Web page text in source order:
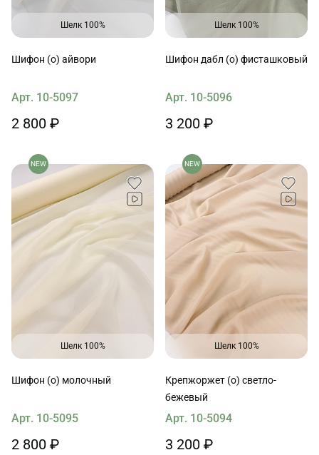
Шелк 100%
Шифон (о) айвори
Арт. 10-5097
2 800 ₽
Шелк 100%
Шифон дабл (о) фисташковый
Арт. 10-5096
3 200 ₽
NEW
Шелк 100%
Шифон (о) молочный
Арт. 10-5095
2 800 ₽
NEW
Шелк 100%
Крепжоржет (о) светло-
бежевый
Арт. 10-5094
3 200 ₽